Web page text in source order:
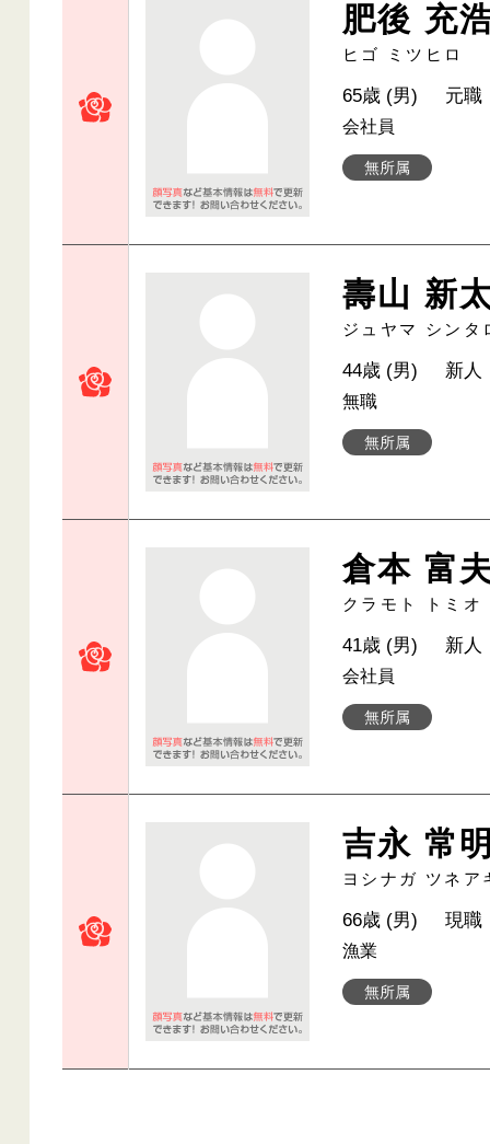
肥後 充
ヒゴ ミツヒロ
無所属
65歳 (男) 元職
会社員
壽山 新
ジュヤマ シンタ
無所属
44歳 (男) 新人
無職
倉本 富夫
クラモト トミオ
無所属
41歳 (男) 新人
会社員
吉永 常明
ヨシナガ ツネア
無所属
66歳 (男) 現職
漁業